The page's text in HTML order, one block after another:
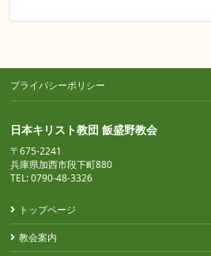
プライバシーポリシー
日本キリスト教団 飯盛野教会
〒675-2241
兵庫県加西市段下町880
TEL: 0790-48-3326
トップページ
教会案内